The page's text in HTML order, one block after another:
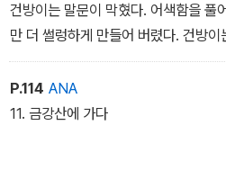
건방이는 말문이 막혔다. 어색함을 풀
만 더 썰렁하게 만들어 버렸다. 건방
주했다.
˝아이고, 괜한 얘길 꺼냈구나‘
P.114 ANA
11. 금강산에 가다